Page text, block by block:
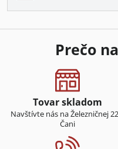
Prečo
Tovar skladom
Navštívte nás na Železničnej
Čani